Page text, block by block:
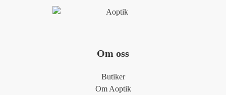
Om oss
Butiker
Om Aoptik